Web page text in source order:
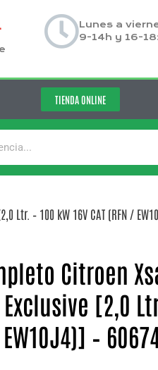
Lunes a
9-14h y 16-
TIENDA ONLINE
– 100 kW 16V CAT (RFN /
Citroen
[2,0
EW10J4)] –